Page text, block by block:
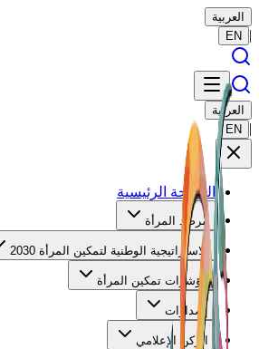
العربية
|
EN
العربية
|
EN
الصفحة الرئيسية
مرصد المرأة
الاستراتيجية الوطنية لتمكين المرأة 2030
مؤشرات تمكين المرأة
إصدارات
الركن الإعلامي